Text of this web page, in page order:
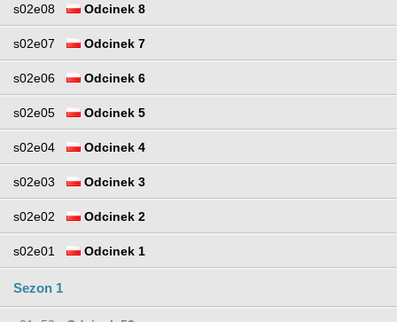
s02e08 Odcinek 8
s02e07 Odcinek 7
s02e06 Odcinek 6
s02e05 Odcinek 5
s02e04 Odcinek 4
s02e03 Odcinek 3
s02e02 Odcinek 2
s02e01 Odcinek 1
Sezon 1